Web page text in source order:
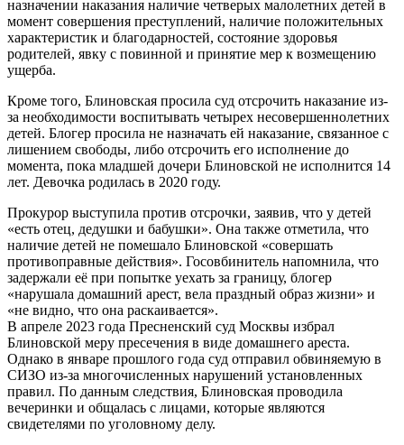
назначении наказания наличие четверых малолетних детей в
момент совершения преступлений, наличие положительных
характеристик и благодарностей, состояние здоровья
родителей, явку с повинной и принятие мер к возмещению
ущерба.
Кроме того, Блиновская просила суд отсрочить наказание из-
за необходимости воспитывать четырех несовершеннолетних
детей. Блогер просила не назначать ей наказание, связанное с
лишением свободы, либо отсрочить его исполнение до
момента, пока младшей дочери Блиновской не исполнится 14
лет. Девочка родилась в 2020 году.
Прокурор выступила против отсрочки, заявив, что у детей
«есть отец, дедушки и бабушки». Она также отметила, что
наличие детей не помешало Блиновской «совершать
противоправные действия». Госовбинитель напомнила, что
задержали её при попытке уехать за границу, блогер
«нарушала домашний арест, вела праздный образ жизни» и
«не видно, что она раскаивается».
В апреле 2023 года Пресненский суд Москвы избрал
Блиновской меру пресечения в виде домашнего ареста.
Однако в январе прошлого года суд отправил обвиняемую в
СИЗО из-за многочисленных нарушений установленных
правил. По данным следствия, Блиновская проводила
вечеринки и общалась с лицами, которые являются
свидетелями по уголовному делу.